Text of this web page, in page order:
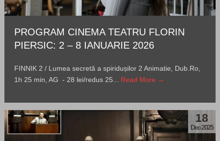
PROGRAM CINEMA TEATRU FLORIN
PIERSIC: 2 – 8 IANUARIE 2026
FINNIK 2 / Lumea secretă a spiridușilor 2 Animatie, Dub.Ro,
1h 25 min, AG - 28 lei/redus 25... Read More →
18
Dec 2025